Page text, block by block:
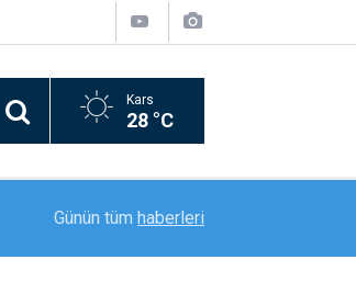
Kars
28 °C
Ağrı’da 2026-2027 eğitim öğretim yılı
Günün tüm haberleri